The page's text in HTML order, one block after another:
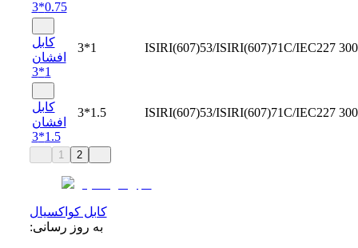
0.75*3
کابل
افشان
1*3
3*1 ISIRI(607)53/ISIRI(607)71C/IEC227
کابل
افشان
1.5*3
3*1.5 ISIRI(607)53/ISIRI(607)71C/IEC227
1 2
کابل کواکسیال
به روز رسانی: